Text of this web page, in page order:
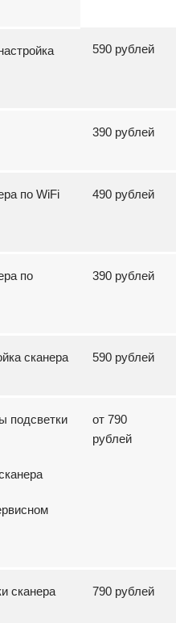
590 рублей
390 рублей
по WiFi
490 рублей
по
390 рублей
сканера 590 рублей
подсветки
от 790
рублей
сканера 790 рублей